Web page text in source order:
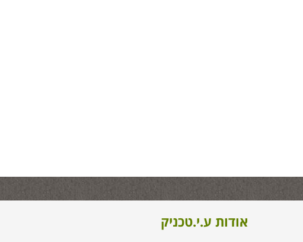
אודות ע.י.טכניק